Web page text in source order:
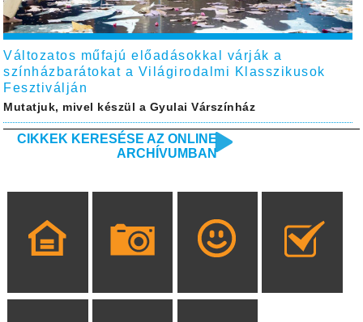
Változatos műfajú előadásokkal várják a
színházbarátokat a Világirodalmi Klasszikusok
Fesztiválján
Mutatjuk, mivel készül a Gyulai Várszínház
CIKKEK KERESÉSE AZ ONLINE
ARCHÍVUMBAN